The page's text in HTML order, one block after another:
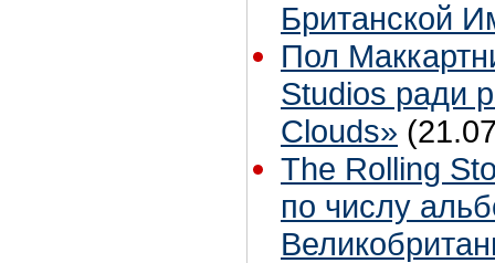
Британской
Пол
Studios ради
Clouds»
The Rolling
по числу